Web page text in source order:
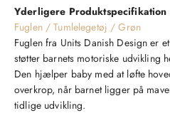
Yderligere Produktspecifikation
Fuglen / Tumlelegetøj / Grøn
Fuglen fra Units Danish Design er
støtter barnets motoriske udvikling
Den hjælper baby med at løfte
overkrop, når barnet ligger på
tidlige udvikling.